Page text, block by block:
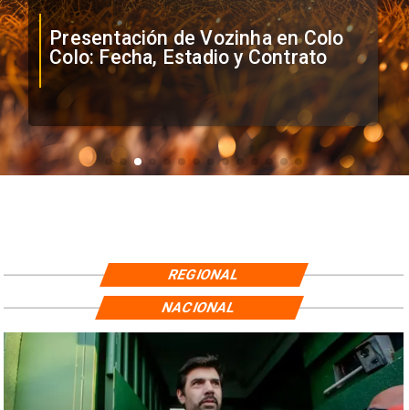
Presentación de Vozinha en Colo
Colo: Fecha, Estadio y Contrato
REGIONAL
NACIONAL